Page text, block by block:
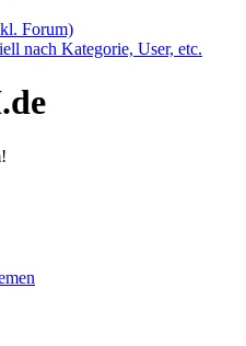
Forum)
nach Kategorie, User, etc.